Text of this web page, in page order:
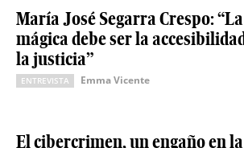
María José Segarra Crespo:
mágica debe ser la
la justicia”
ENTREVISTA Emma Vicente
El cibercrimen, un engaño en